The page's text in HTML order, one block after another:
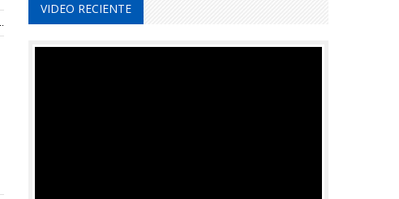
VIDEO RECIENTE